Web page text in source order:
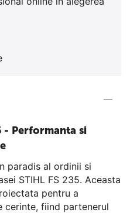
- Performanta si
paradis al ordinii si
STIHL FS 235. Aceasta
pentru a
cerinte, fiind partenerul